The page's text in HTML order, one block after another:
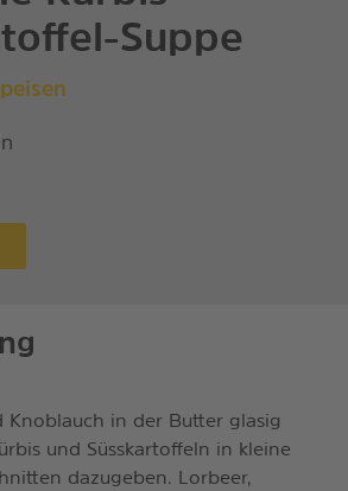
Suppe
Knoblauch in der Butter glasig
und Süsskartoffeln in kleine
dazugeben. Lorbeer,